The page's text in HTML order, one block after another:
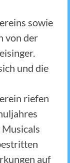
sowie
von der
und die
riefen
auf